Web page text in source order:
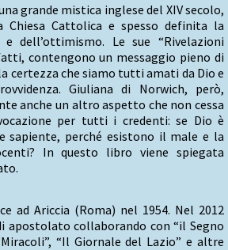
grande mistica inglese del XIV secolo,
Chiesa Cattolica e spesso definita la
dell’ottimismo. Le sue “Rivelazioni
contengono un messaggio pieno di
certezza che siamo tutti amati da Dio e
Giuliana di Norwich, però,
anche un altro aspetto che non cessa
per tutti i credenti: se Dio è
sapiente, perché esistono il male e la
In questo libro viene spiegata
ad Ariccia (Roma) nel 1954. Nel 2012
apostolato collaborando con “il Segno
“Il Giornale del Lazio” e altre